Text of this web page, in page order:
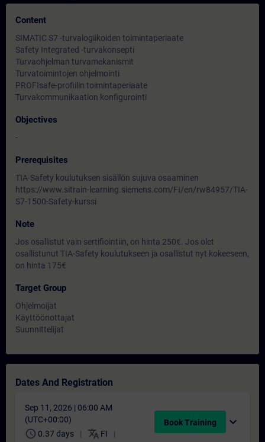
Content
SIMATIC S7 -turvalogiikoiden toimintaperiaate
Safety Integrated -turvakonsepti
Turvaohjelman turvamekanismit
Turvatoimintojen ohjelmointi
PROFIsafe-profiilin toimintaperiaate
Turvakommunikaation konfigurointi
Objectives
-
Prerequisites
TIA-Safety koulutuksen sisällön sujuva osaaminen
https://www.sitrain-learning.siemens.com/FI/en/rw84957/TIA-
S7-1500-Safety-kurssi
Note
Jos osallistut vain sertifiointiin, on hinta 250€. Jos olet
osallistunut TIA-Safety koulutukseen ja osallistut nyt kokeeseen,
on hinta 175€
Target Group
Ohjelmoijat
Käyttöönottajat
Suunnittelijat
Dates And Registration
Sep 11, 2026 | 06:00 AM
(UTC+00:00)
schedule 0.37 days translate FI
Book Training expand_more